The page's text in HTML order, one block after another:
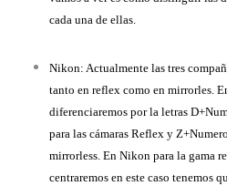
cada una de ellas.
Nikon: Actualmente las tres
tanto en reflex como en mirrorles.
diferenciaremos por la letras
para las cámaras Reflex y
mirrorless. En Nikon para la gama
centraremos en este caso tenemos